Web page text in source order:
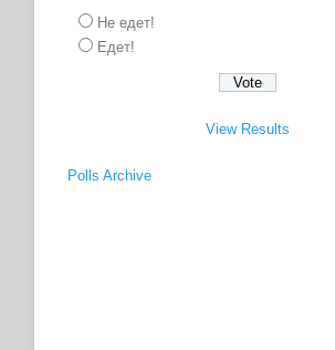
Не едет!
Едет!
View Results
Polls Archive